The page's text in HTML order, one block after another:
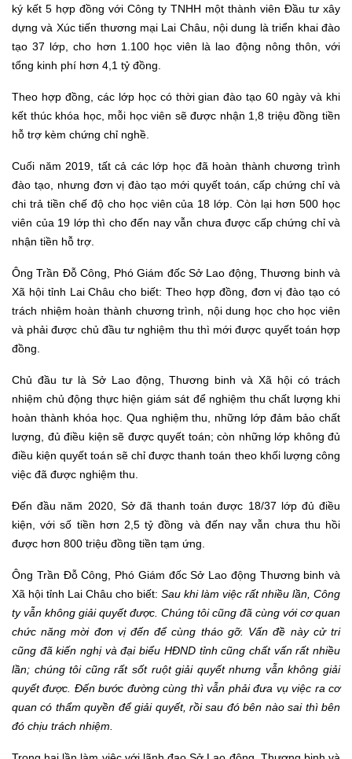
ký kết 5 hợp đồng với Công ty TNHH một thành viên Đầu tư xây
dựng và Xúc tiến thương mại Lai Châu, nội dung là triển khai đào
tạo 37 lớp, cho hơn 1.100 học viên là lao động nông thôn, với
tổng kinh phí hơn 4,1 tỷ đồng.
Theo hợp đồng, các lớp học có thời gian đào tạo 60 ngày và khi
kết thúc khóa học, mỗi học viên sẽ được nhận 1,8 triệu đồng tiền
hỗ trợ kèm chứng chỉ nghề.
Cuối năm 2019, tất cả các lớp học đã hoàn thành chương trình
đào tạo, nhưng đơn vị đào tạo mới quyết toán, cấp chứng chỉ và
chi trả tiền chế độ cho học viên của 18 lớp. Còn lại hơn 500 học
viên của 19 lớp thì cho đến nay vẫn chưa được cấp chứng chỉ và
nhận tiền hỗ trợ.
Ông Trần Đỗ Công, Phó Giám đốc Sở Lao động, Thương binh và
Xã hội tỉnh Lai Châu cho biết: Theo hợp đồng, đơn vị đào tạo có
trách nhiệm hoàn thành chương trình, nội dung học cho học viên
và phải được chủ đầu tư nghiệm thu thì mới được quyết toán hợp
đồng.
Chủ đầu tư là Sở Lao động, Thương binh và Xã hội có trách
nhiệm chủ động thực hiện giám sát để nghiệm thu chất lượng khi
hoàn thành khóa học. Qua nghiệm thu, những lớp đảm bảo chất
lượng, đủ điều kiện sẽ được quyết toán; còn những lớp không đủ
điều kiện quyết toán sẽ chỉ được thanh toán theo khối lượng công
việc đã được nghiệm thu.
Đến đầu năm 2020, Sở đã thanh toán được 18/37 lớp đủ điều
kiện, với số tiền hơn 2,5 tỷ đồng và đến nay vẫn chưa thu hồi
được hơn 800 triệu đồng tiền tạm ứng.
Ông Trần Đỗ Công, Phó Giám đốc Sở Lao động Thương binh và
Xã hội tỉnh Lai Châu cho biết: Sau khi làm việc rất nhiều lần, Công
ty vẫn không giải quyết được. Chúng tôi cũng đã cùng với cơ quan
chức năng mời đơn vị đến để cùng tháo gỡ. Vấn đề này cử tri
cũng đã kiến nghị và đại biểu HĐND tỉnh cũng chất vấn rất nhiều
lần; chúng tôi cũng rất sốt ruột giải quyết nhưng vẫn không giải
quyết được. Đến bước đường cùng thì vẫn phải đưa vụ việc ra cơ
quan có thẩm quyền để giải quyết, rồi sau đó bên nào sai thì bên
đó chịu trách nhiệm.